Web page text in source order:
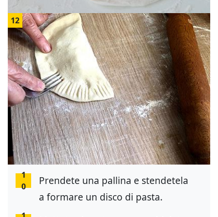
12
1
0
Prendete una pallina e stendetela
a formare un disco di pasta.